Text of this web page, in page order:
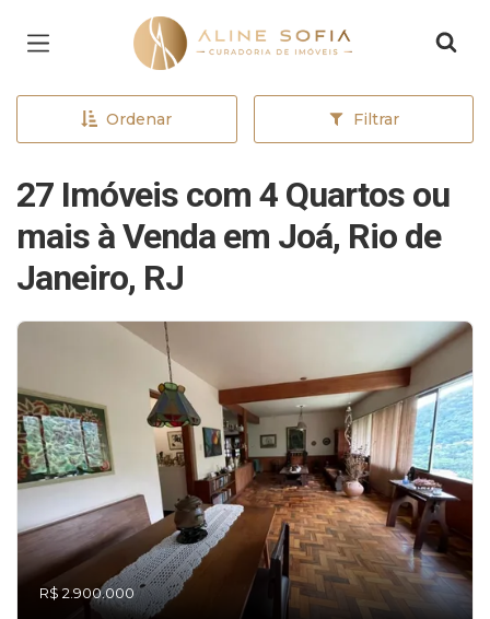
Página inicial
Ordenar Filtrar
27 Imóveis com 4 Quartos ou
mais à Venda em Joá, Rio de
Janeiro, RJ
R$ 2.900.000